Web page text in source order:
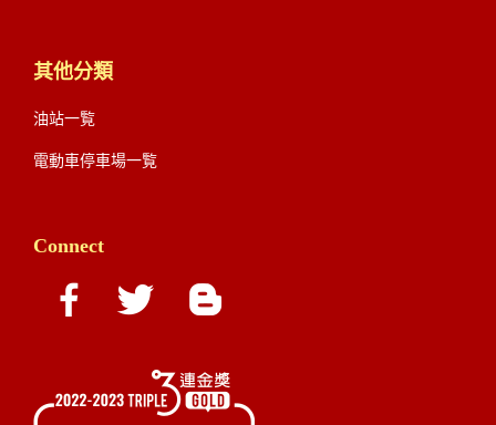
其他分類
油站一覧
電動車停車場一覧
Connect